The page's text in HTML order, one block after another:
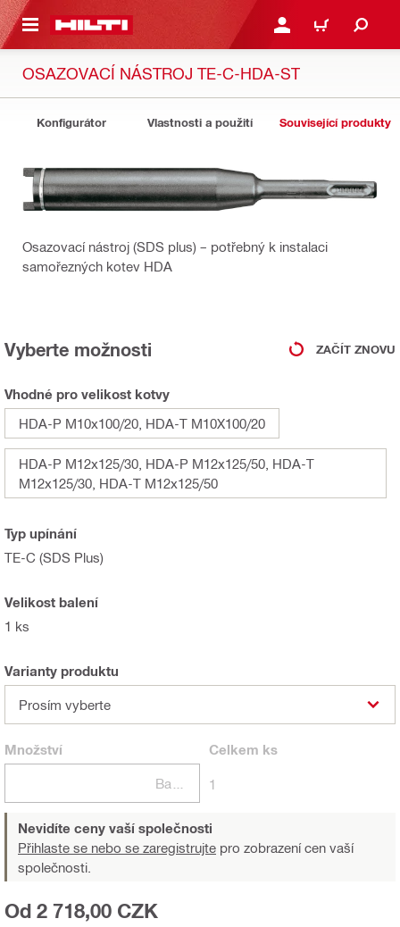
HLAVNÍ OBSAH PŘIHLÁSIT NEBO
KOŠÍK
OSAZOVACÍ NÁSTROJ TE-C-HDA-ST
Konfigurátor Vlastnosti a použití Související produkty
Osazovací nástroj (SDS plus) – potřebný k instalaci
samořezných kotev HDA
Vyberte možnosti ZAČÍT ZNOVU
Vhodné pro velikost kotvy
HDA-P M10x100/20, HDA-T M10X100/20
HDA-P M12x125/30, HDA-P M12x125/50, HDA-T
M12x125/30, HDA-T M12x125/50
Typ upínání
TE-C (SDS Plus)
Velikost balení
1 ks
Varianty produktu
Prosím vyberte
Množství Celkem ks
1
Nevidíte ceny vaší společnosti
Přihlaste se nebo se zaregistrujte pro zobrazení cen vaší
společnosti.
Od 2 718,00 CZK